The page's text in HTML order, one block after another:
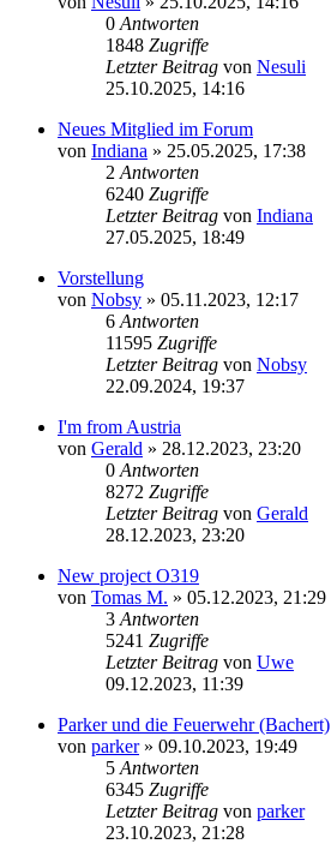
0 Antworten
1848 Zugriffe
Letzter Beitrag von Nesuli
25.10.2025, 14:16
Neues Mitglied im Forum
von Indiana » 25.05.2025, 17:38
2 Antworten
6240 Zugriffe
Letzter Beitrag von Indiana
27.05.2025, 18:49
Vorstellung
von Nobsy » 05.11.2023, 12:17
6 Antworten
11595 Zugriffe
Letzter Beitrag von Nobsy
22.09.2024, 19:37
I'm from Austria
von Gerald » 28.12.2023, 23:20
0 Antworten
8272 Zugriffe
Letzter Beitrag von Gerald
28.12.2023, 23:20
New project O319
von Tomas M. » 05.12.2023, 21:29
3 Antworten
5241 Zugriffe
Letzter Beitrag von Uwe
09.12.2023, 11:39
Parker und die Feuerwehr (Bachert)
von parker» 09.10.2023, 19:49
5 Antworten
6345 Zugriffe
Letzter Beitrag von parker
23.10.2023, 21:28